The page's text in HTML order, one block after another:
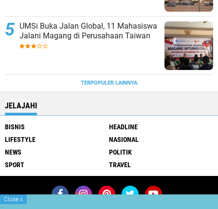
UMSi Buka Jalan Global, 11 Mahasiswa
Jalani Magang di Perusahaan Taiwan
TERPOPULER LAINNYA
JELAJAHI
BISNIS
HEADLINE
LIFESTYLE
NASIONAL
NEWS
POLITIK
SPORT
TRAVEL
Close x